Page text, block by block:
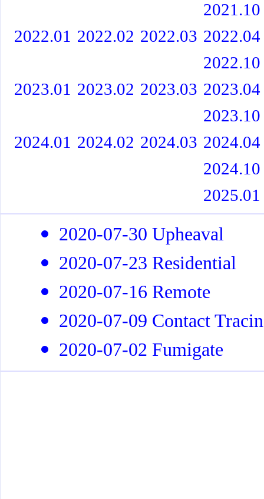
2021.10
2022.01 2022.02 2022.03 2022.04
2022.10
2023.01 2023.02 2023.03 2023.04
2023.10
2024.01 2024.02 2024.03 2024.04
2024.10
2025.01
2020-07-30 Upheaval
2020-07-23 Residential
2020-07-16 Remote
2020-07-09 Contact
2020-07-02 Fumigate